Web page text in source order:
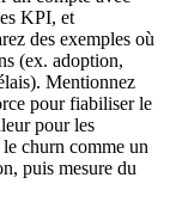
KPI, et
des exemples où
(ex. adoption,
Mentionnez
pour fiabiliser le
pour les
churn comme un
puis mesure du